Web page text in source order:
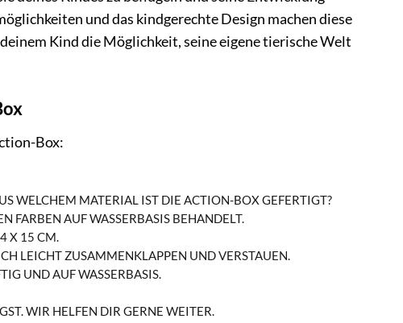
und das kindgerechte Design machen diese
Kind die Möglichkeit, seine eigene tierische Welt
Box:
WELCHEM MATERIAL IST DIE ACTION-BOX GEFERTIGT?
FARBEN AUF WASSERBASIS BEHANDELT.
X 15 CM.
LEICHT ZUSAMMENKLAPPEN UND VERSTAUEN.
UND AUF WASSERBASIS.
WIR HELFEN DIR GERNE WEITER.